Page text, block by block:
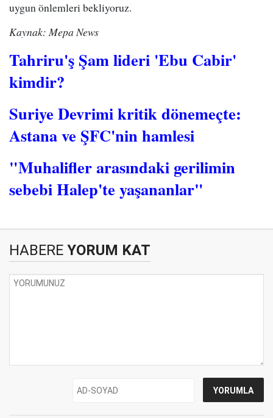
uygun önlemleri bekliyoruz.
Kaynak: Mepa News
Tahriru'ş Şam lideri 'Ebu Cabir'
kimdir?
Suriye Devrimi kritik dönemeçte:
Astana ve ŞFC'nin hamlesi
"Muhalifler arasındaki gerilimin
sebebi Halep'te yaşananlar"
HABERE YORUM KAT